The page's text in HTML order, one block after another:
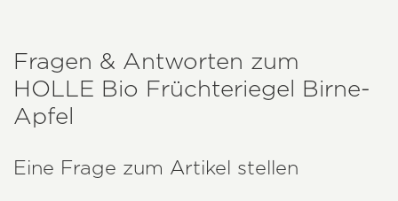
Fragen & Antworten zum
HOLLE Bio Früchteriegel Birne-
Apfel
Eine Frage zum Artikel stellen